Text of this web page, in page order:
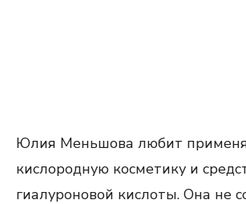
Юлия Меньшова любит
кислородную косметику и
гиалуроновой кислоты. Она не